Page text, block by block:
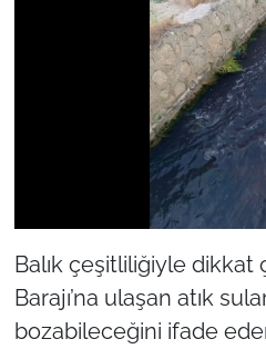
Balık çeşitliliğiyle dikkat
Barajı’na ulaşan atık
bozabileceğini ifade